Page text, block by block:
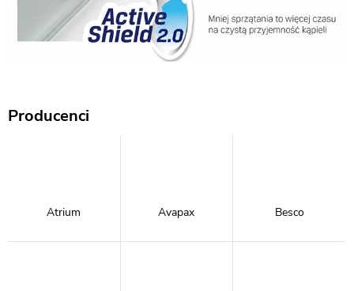
Producenci
Atrium Avapax Besco